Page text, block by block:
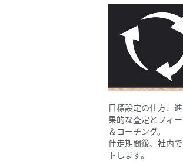
目標設定の仕方、
果的な査定とフィ
＆コーチング。
伴走期間後、社内
トします。